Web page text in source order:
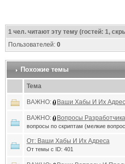
1чел. читают эту тему (гостей: 1,
Пользователей: 0
Похожие темы
Тема
ВАЖНО: Ваши Хабы И Их
ВАЖНО: Вопросы
вопросы по скриптам (мелкие
От: Ваши Хабы И Их Адреса
От темы с ID: 401